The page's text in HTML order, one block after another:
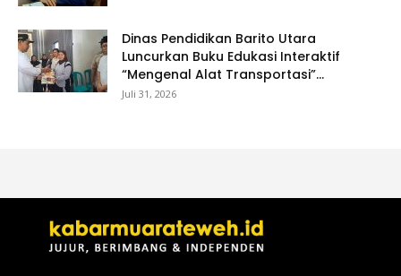
Dinas Pendidikan Barito Utara
Luncurkan Buku Edukasi Interaktif
“Mengenal Alat Transportasi”...
Juli 31, 2026